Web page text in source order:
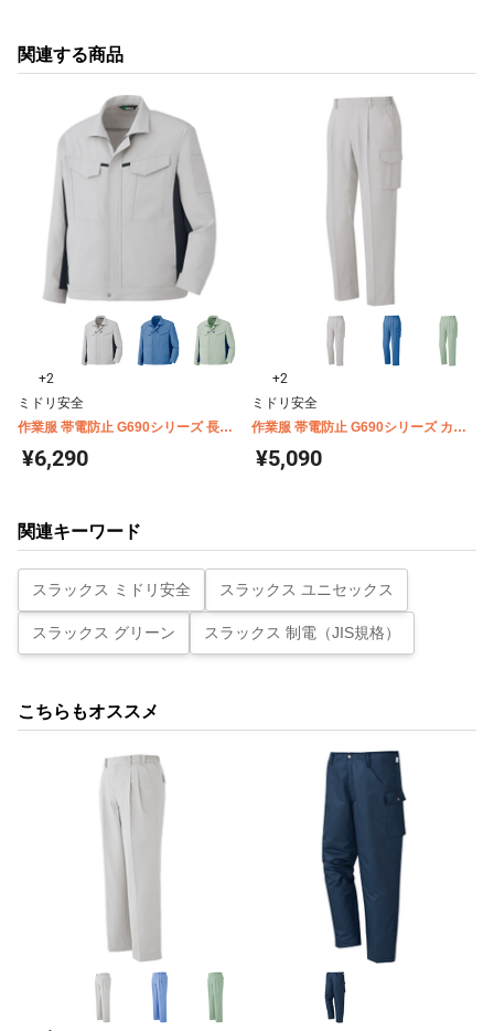
関連する商品
+2
ミドリ安全
作業服 帯電防止 G690シリーズ 長袖
¥6,290
+2
ミドリ安全
作業服 帯電防止 G690シリーズ カー
¥5,090
関連キーワード
スラックス ミドリ安全 スラックス ユニセックス
スラックス グリーン スラックス 制電（JIS規格）
こちらもオススメ